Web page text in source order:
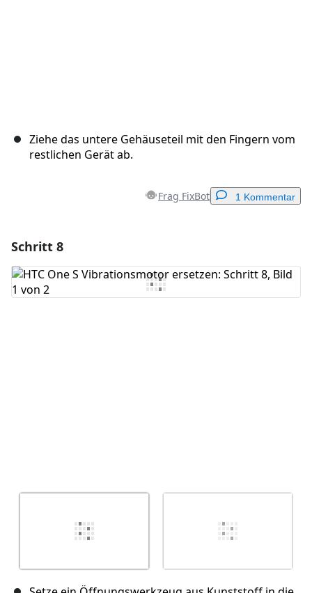
Ziehe das untere Gehäuseteil mit den Fingern vom
restlichen Gerät ab.
Frag FixBot 1 Kommentar
Kommentar hinzufügen
Schritt 8